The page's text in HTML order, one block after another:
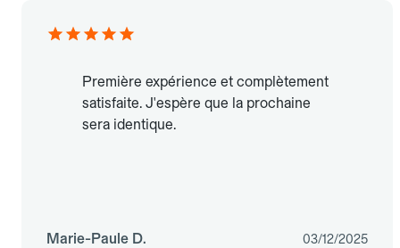
Première expérience et complètement
satisfaite. J'espère que la prochaine
sera identique.
Marie-Paule D. 03/12/2025